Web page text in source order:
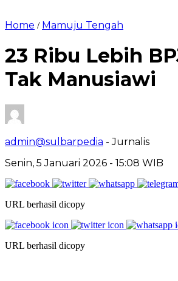
Home / Mamuju Tengah
23 Ribu Lebih
Tak Manusiawi
admin@sulbarpedia - Jurnalis
Senin, 5 Januari 2026 - 15:08 WIB
URL berhasil dicopy
URL berhasil dicopy